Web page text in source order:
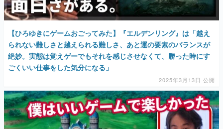
【ひろゆきにゲームおごってみた】『エルデンリング』は「越え
られない難しさと越えられる難しさ、あと運の要素のバランスが
絶妙。実態は覚えゲーでもそれを感じさせなくて、勝った時にす
ごくいい仕事をした気分になる」
2025年3月13日 公開